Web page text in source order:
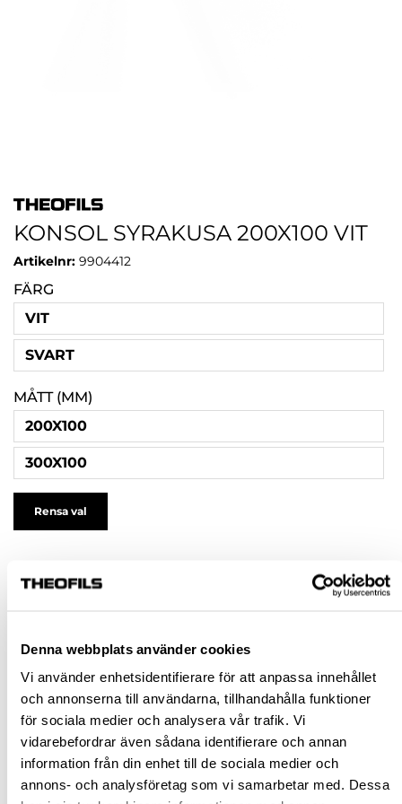
Denna webbplats använder cookies
Vi använder enhetsidentifierare för att anpassa innehållet
och annonserna till användarna, tillhandahålla funktioner
för sociala medier och analysera vår trafik. Vi
vidarebefordrar även sådana identifierare och annan
information från din enhet till de sociala medier och
annons- och analysföretag som vi samarbetar med. Dessa
KONSOL SYRAKUSA 200X100 VIT
Artikelnr: 9904412
FÄRG
VIT
SVART
MÅTT (MM)
200X100
300X100
Rensa val
315,00 kr
st
KÖP
Jönköping huvudlager Finns i lager online
Jönköping butik Slut i lager